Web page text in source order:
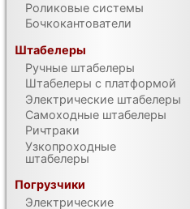
Роликовые системы
Бочкокантователи
Штабелеры
Ручные штабелеры
Штабелеры с платформой
Электрические штабелеры
Самоходные штабелеры
Ричтраки
Узкопроходные
штабелеры
Погрузчики
Электрические